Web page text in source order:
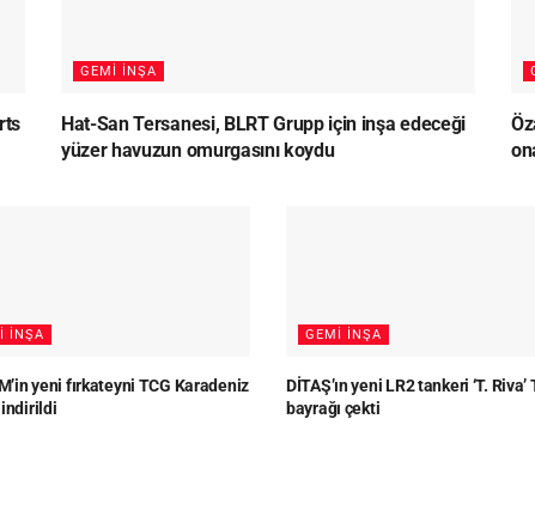
GEMI İNŞA
Hat-San Tersanesi, BLRT Grupp için inşa edeceği
yüzer havuzun omurgasını koydu
İNŞA
yeni fırkateyni TCG Karadeniz
GEMI İNŞA
DİTAŞ’ın yeni LR2 tankeri ‘T. Riva’
bayrağı çekti